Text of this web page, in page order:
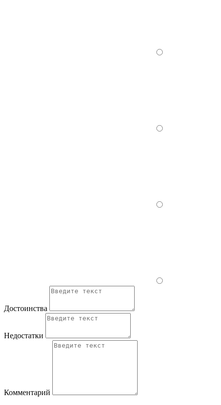
Достоинства
Недостатки
Комментарий